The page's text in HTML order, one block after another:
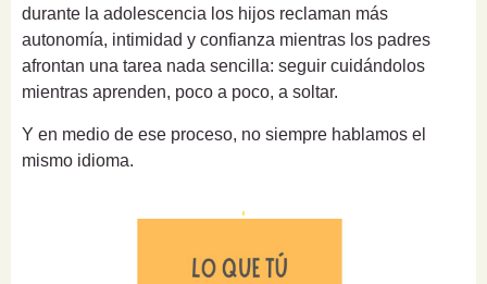
durante la adolescencia los hijos reclaman más
autonomía, intimidad y confianza mientras los padres
afrontan una tarea nada sencilla: seguir cuidándolos
mientras aprenden, poco a poco, a soltar.
Y en medio de ese proceso, no siempre hablamos el
mismo idioma.